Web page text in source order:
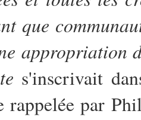
que
appropriation
s'inscrivait
rappelée par